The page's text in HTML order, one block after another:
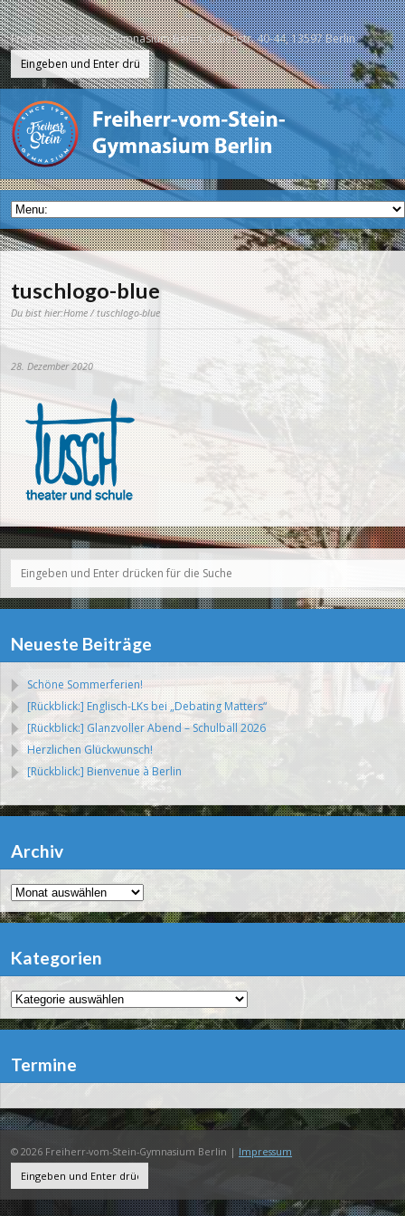
Freiherr-vom-Stein-Gymnasium Berlin, Galenstr. 40-44, 13597 Berlin
tuschlogo-blue
Du bist hier:Home/ tuschlogo-blue
28. Dezember 2020
Neueste Beiträge
Schöne Sommerferien!
[Rückblick:] Englisch-LKs bei „Debating Matters“
[Rückblick:] Glanzvoller Abend – Schulball 2026
Herzlichen Glückwunsch!
[Rückblick:] Bienvenue à Berlin
Archiv
Archiv
Kategorien
Kategorien
Termine
© 2026 Freiherr-vom-Stein-Gymnasium Berlin | Impressum